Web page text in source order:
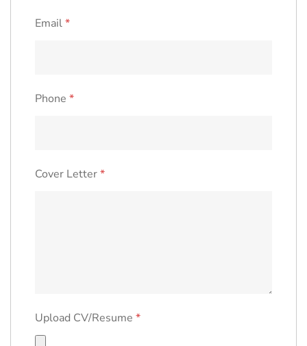
Email*
Phone *
Cover Letter*
Upload CV/Resume *